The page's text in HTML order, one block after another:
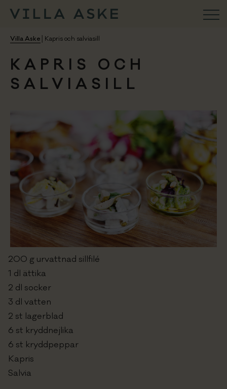
Konferens
Ristorante
Weekend & Firande
Bröllop
Om oss
In english
PRISFÖRFRÅGAN
Villa Aske Kapris och salviasill
KAPRIS OCH
SALVIASILL
200 g urvattnad sillfilé
1 dl ättika
2 dl socker
3 dl vatten
2 st lagerblad
6 st kryddnejlika
6 st kryddpeppar
Kapris
Salvia